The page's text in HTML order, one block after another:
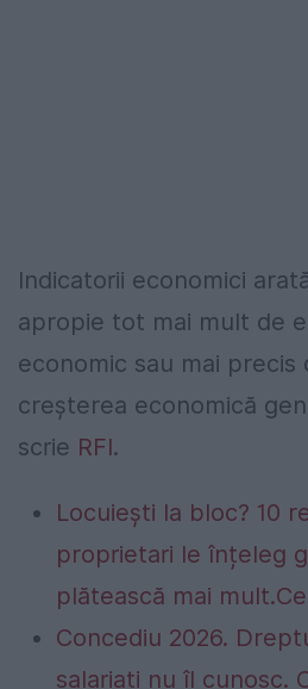
Indicatorii economici
apropie tot mai mult de
economic sau mai precis
creșterea economică
scrie RFI.
Locuiești la bloc? 10
proprietari le înțeleg
plătească mai
Concediu 2026.
salariați nu îl cunosc.